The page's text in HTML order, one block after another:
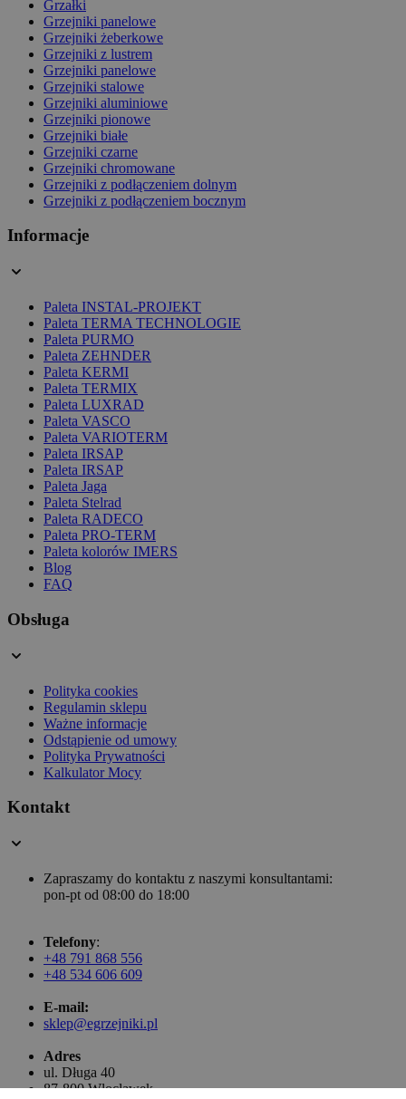
Grzałki
Grzejniki panelowe
Grzejniki żeberkowe
Grzejniki z lustrem
Grzejniki panelowe
Grzejniki stalowe
Grzejniki aluminiowe
Grzejniki pionowe
Grzejniki białe
Grzejniki czarne
Grzejniki chromowane
Grzejniki z podłączeniem dolnym
Grzejniki z podłączeniem bocznym
Informacje
Paleta INSTAL-PROJEKT
Paleta TERMA TECHNOLOGIE
Paleta PURMO
Paleta ZEHNDER
Paleta KERMI
Paleta TERMIX
Paleta LUXRAD
Paleta VASCO
Paleta VARIOTERM
Paleta IRSAP
Paleta IRSAP
Paleta Jaga
Paleta Stelrad
Paleta RADECO
Paleta PRO-TERM
Paleta kolorów IMERS
Blog
FAQ
Obsługa
Polityka cookies
Regulamin sklepu
Ważne informacje
Odstąpienie od umowy
Polityka Prywatności
Kalkulator Mocy
Kontakt
Zapraszamy do kontaktu z naszymi konsultantami:
pon-pt od 08:00 do 18:00
Telefony:
+48 791 868 556
+48 534 606 609
E-mail:
sklep@egrzejniki.pl
Adres
ul. Długa 40
87-800 Włocławek